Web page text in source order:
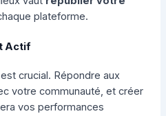
plateforme.
Actif
crucial. Répondre aux
votre communauté, et créer
vos performances